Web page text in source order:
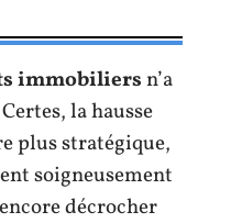
immobiliersn’a
la hausse
plus stratégique,
soigneusement
décrocher